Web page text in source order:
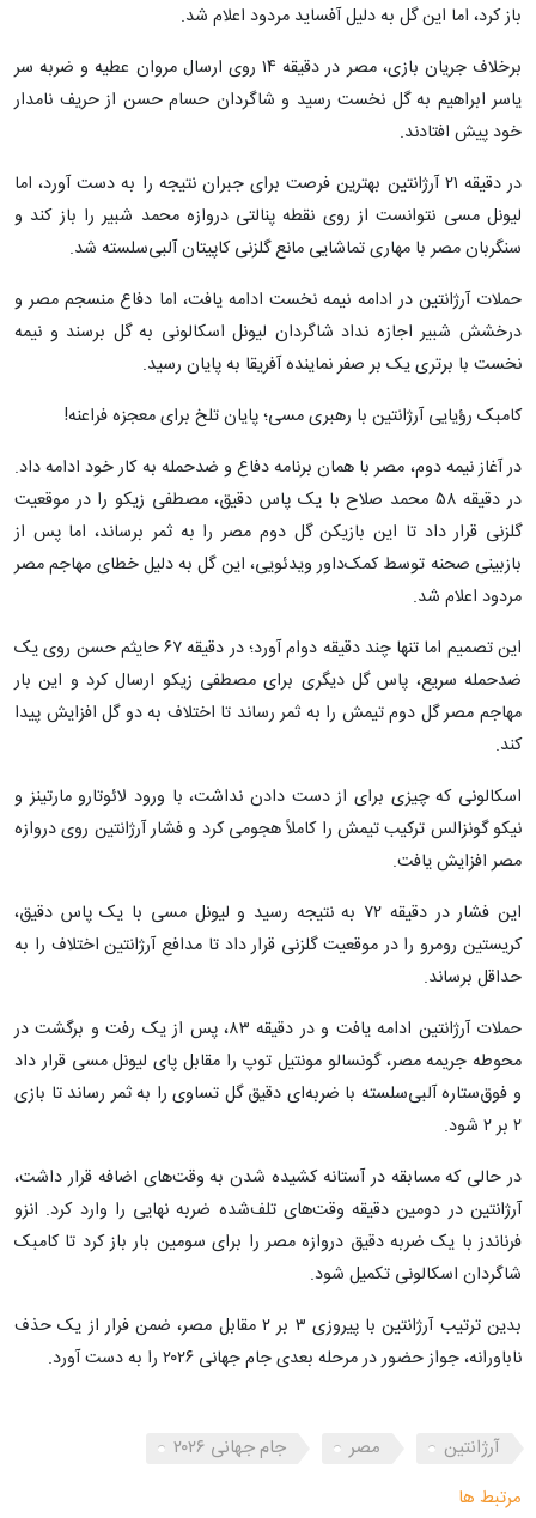
باز کرد، اما این گل به دلیل آفساید مردود اعلام شد.
برخلاف جریان بازی، مصر در دقیقه ۱۴ روی ارسال مروان عطیه و ضربه سر
یاسر ابراهیم به گل نخست رسید و شاگردان حسام حسن از حریف نامدار
خود پیش افتادند.
در دقیقه ۲۱ آرژانتین بهترین فرصت برای جبران نتیجه را به دست آورد، اما
لیونل مسی نتوانست از روی نقطه پنالتی دروازه محمد شبیر را باز کند و
سنگربان مصر با مهاری تماشایی مانع گلزنی کاپیتان آلبی‌سلسته شد.
حملات آرژانتین در ادامه نیمه نخست ادامه یافت، اما دفاع منسجم مصر و
درخشش شبیر اجازه نداد شاگردان لیونل اسکالونی به گل برسند و نیمه
نخست با برتری یک بر صفر نماینده آفریقا به پایان رسید.
کامبک رؤیایی آرژانتین با رهبری مسی؛ پایان تلخ برای معجزه فراعنه!
در آغاز نیمه دوم، مصر با همان برنامه دفاع و ضدحمله به کار خود ادامه داد.
در دقیقه ۵۸ محمد صلاح با یک پاس دقیق، مصطفی زیکو را در موقعیت
گلزنی قرار داد تا این بازیکن گل دوم مصر را به ثمر برساند، اما پس از
بازبینی صحنه توسط کمک‌داور ویدئویی، این گل به دلیل خطای مهاجم مصر
مردود اعلام شد.
این تصمیم اما تنها چند دقیقه دوام آورد؛ در دقیقه ۶۷ حایثم حسن روی یک
ضدحمله سریع، پاس گل دیگری برای مصطفی زیکو ارسال کرد و این بار
مهاجم مصر گل دوم تیمش را به ثمر رساند تا اختلاف به دو گل افزایش پیدا
کند.
اسکالونی که چیزی برای از دست دادن نداشت، با ورود لائوتارو مارتینز و
نیکو گونزالس ترکیب تیمش را کاملاً هجومی کرد و فشار آرژانتین روی دروازه
مصر افزایش یافت.
این فشار در دقیقه ۷۲ به نتیجه رسید و لیونل مسی با یک پاس دقیق،
کریستین رومرو را در موقعیت گلزنی قرار داد تا مدافع آرژانتین اختلاف را به
حداقل برساند.
حملات آرژانتین ادامه یافت و در دقیقه ۸۳، پس از یک رفت و برگشت در
محوطه جریمه مصر، گونسالو مونتیل توپ را مقابل پای لیونل مسی قرار داد
و فوق‌ستاره آلبی‌سلسته با ضربه‌ای دقیق گل تساوی را به ثمر رساند تا بازی
۲ بر ۲ شود.
در حالی که مسابقه در آستانه کشیده شدن به وقت‌های اضافه قرار داشت،
آرژانتین در دومین دقیقه وقت‌های تلف‌شده ضربه نهایی را وارد کرد. انزو
فرناندز با یک ضربه دقیق دروازه مصر را برای سومین بار باز کرد تا کامبک
شاگردان اسکالونی تکمیل شود.
بدین ترتیب آرژانتین با پیروزی ۳ بر ۲ مقابل مصر، ضمن فرار از یک حذف
ناباورانه، جواز حضور در مرحله بعدی جام جهانی ۲۰۲۶ را به دست آورد.
آرژانتین مصر
جام جهانی ۲۰۲۶
مرتبط ها